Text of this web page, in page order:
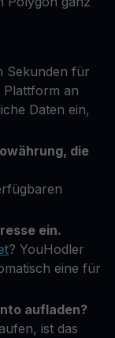
Sekunden für
Plattform an
Daten ein,
die
ein.
? YouHodler
eine für
aufladen?
ist das